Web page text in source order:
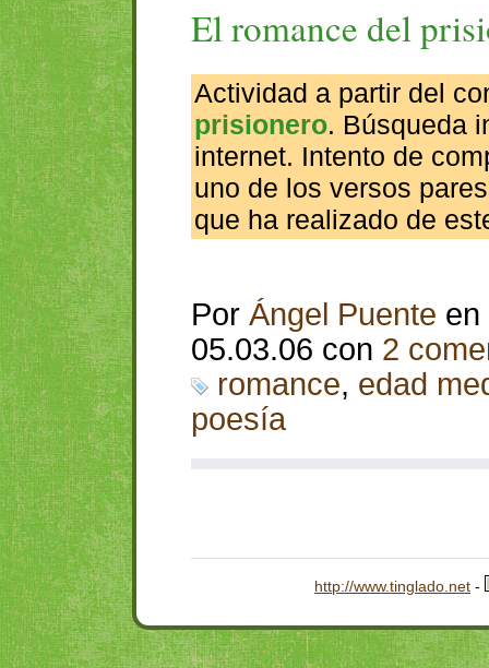
El romance del
Actividad a partir del
prisionero. Búsqueda
internet. Intento de
uno de los versos
que ha realizado de
Por Ángel Puente en
05.03.06 con 2
romance, edad
poesía
http://www.tinglado.net -